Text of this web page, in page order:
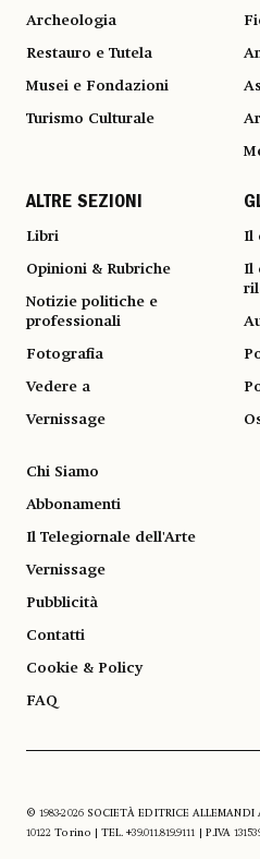
Archeologia
Restauro e Tutela
Musei e Fondazioni
Turismo Culturale
ALTRE SEZIONI
Libri
Opinioni & Rubriche
Notizie politiche e
professionali
Fotografia
Vedere a
Vernissage
Il
Il
Chi Siamo
Abbonamenti
Il Telegiornale dell'Arte
Vernissage
Pubblicità
Contatti
Cookie & Policy
FAQ
© 1983-2026 SOCIETÀ EDITRICE
10122 Torino | TEL. +39.011.819.9111 | P.IVA